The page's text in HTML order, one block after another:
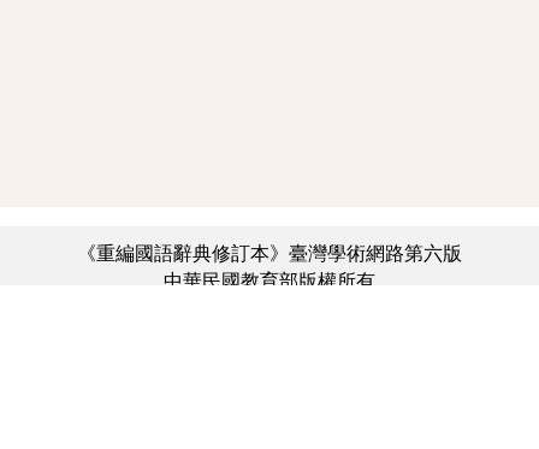
《重編國語辭典修訂本》臺灣學術網路第六版
中華民國教育部版權所有